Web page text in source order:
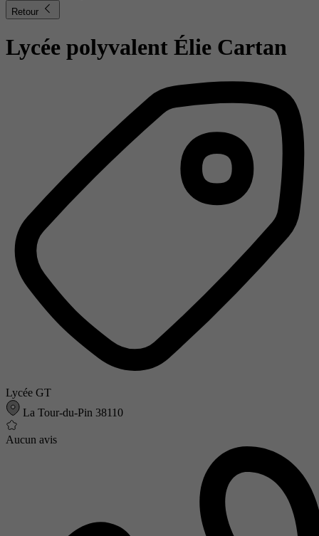
Retour
Lycée polyvalent Élie Cartan
Lycée GT
La Tour-du-Pin 38110
Aucun avis